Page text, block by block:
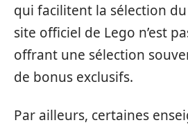
qui facilitent la sélection
site officiel de Lego n’est
offrant une sélection
de bonus exclusifs.
Par ailleurs, certaines